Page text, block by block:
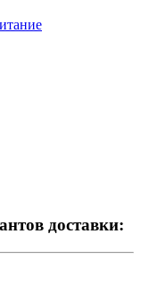
доставки: